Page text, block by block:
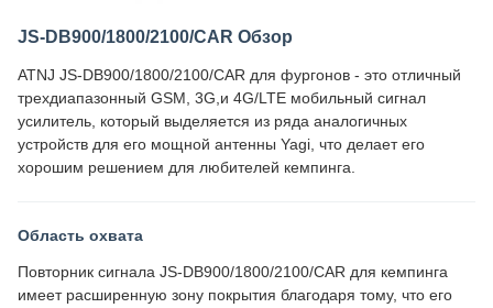
JS-DB900/1800/2100/CAR Обзор
ATNJ JS-DB900/1800/2100/CAR для фургонов - это отличный
трехдиапазонный GSM, 3G,и 4G/LTE мобильный сигнал
усилитель, который выделяется из ряда аналогичных
устройств для его мощной антенны Yagi, что делает его
хорошим решением для любителей кемпинга.
Область охвата
Повторник сигнала JS-DB900/1800/2100/CAR для кемпинга
имеет расширенную зону покрытия благодаря тому, что его